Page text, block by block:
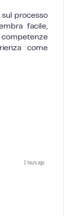
processo
facile,
come